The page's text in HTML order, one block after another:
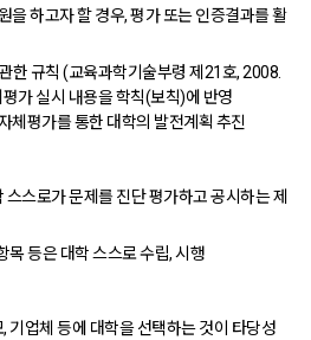
을 하고자 할 경우, 평가 또는 인증결과를 활
한 규칙 (교육과학기술부령 제21호, 2008.
가 실시 내용을 학칙(보칙)에 반영
체평가를 통한 대학의 발전계획 추진
스로가 문제를 진단 평가하고 공시하는 제
목 등은 대학 스스로 수립, 시행
기업체 등에 대학을 선택하는 것이 타당성